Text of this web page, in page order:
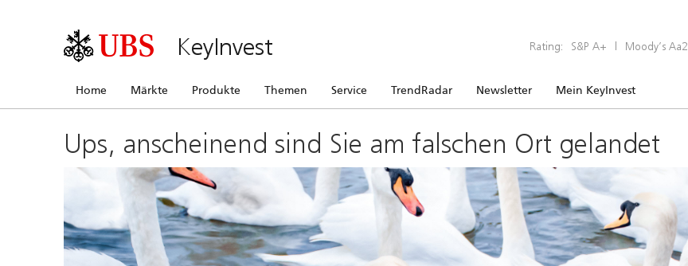
KeyInvest Rating: S&P A+ | Moody’s Aa2
Home Märkte Produkte Themen Service TrendRadar Newsletter Mein KeyInvest
Ups, anscheinend sind Sie am falschen Ort gelandet